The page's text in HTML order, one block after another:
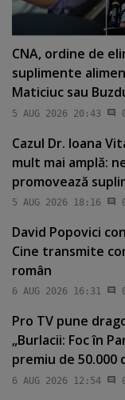
CNA, ordine de
suplimente
Maticiuc sau
5 AUG 2026 20:43
Cazul Dr. Ioana
mult mai amplă:
promovează
5 AUG 2026 18:16
David Popovici
Cine transmite
român
6 AUG 2026 16:31
Pro TV pune
„Burlacii: Foc în
premiu de 50.000
6 AUG 2026 12:54